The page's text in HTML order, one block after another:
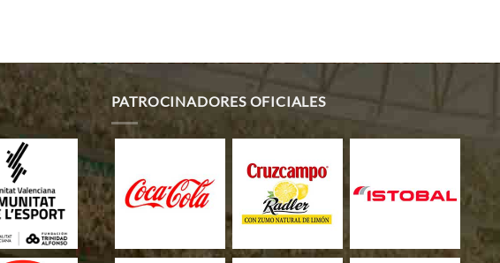
PATROCINADORES OFICIALES